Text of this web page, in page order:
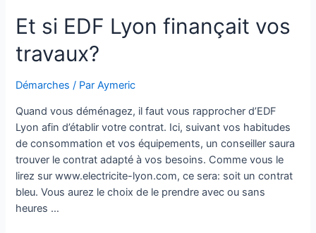
sont
les
inconvénient
surendettement
Et si EDF Lyon finançait vos
travaux?
Démarches / ParAymeric
Quand vous déménagez, il faut vous rapprocher d’EDF
Lyon afin d’établir votre contrat. Ici, suivant vos habitudes
de consommation et vos équipements, un conseiller saura
trouver le contrat adapté à vos besoins. Comme vous le
lirez sur www.electricite-lyon.com, ce sera: soit un contrat
bleu. Vous aurez le choix de le prendre avec ou sans
heures …